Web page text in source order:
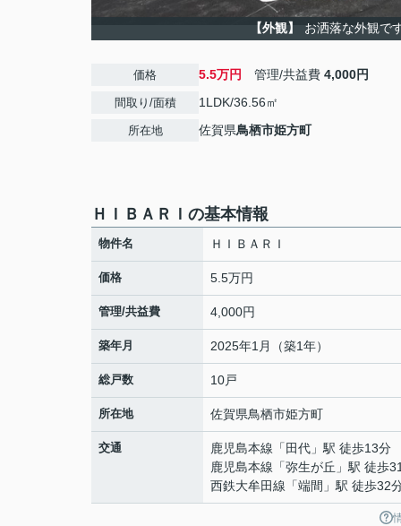
【外観】 お洒落な外観で
価格 5.5万円 管理/共益費 4,000円
間取り/面積 1LDK/36.56㎡
所在地 佐賀県鳥栖市姫方町
ＨＩＢＡＲＩの基本情報
物件名 ＨＩＢＡＲＩ
価格 5.5万円
管理/共益費 4,000円
築年月 2025年1月（築1年）
総戸数 10戸
所在地 佐賀県鳥栖市姫方町
交通 鹿児島本線 「 田代 」駅 徒歩13分
鹿児島本線 「弥生が丘 」駅 徒歩
西鉄大牟田線 「端間 」駅 徒歩32